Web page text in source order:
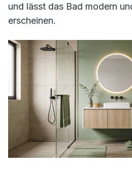
und lässt das Bad modern
erscheinen.